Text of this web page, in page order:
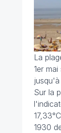
La
1er
Sur la
1930